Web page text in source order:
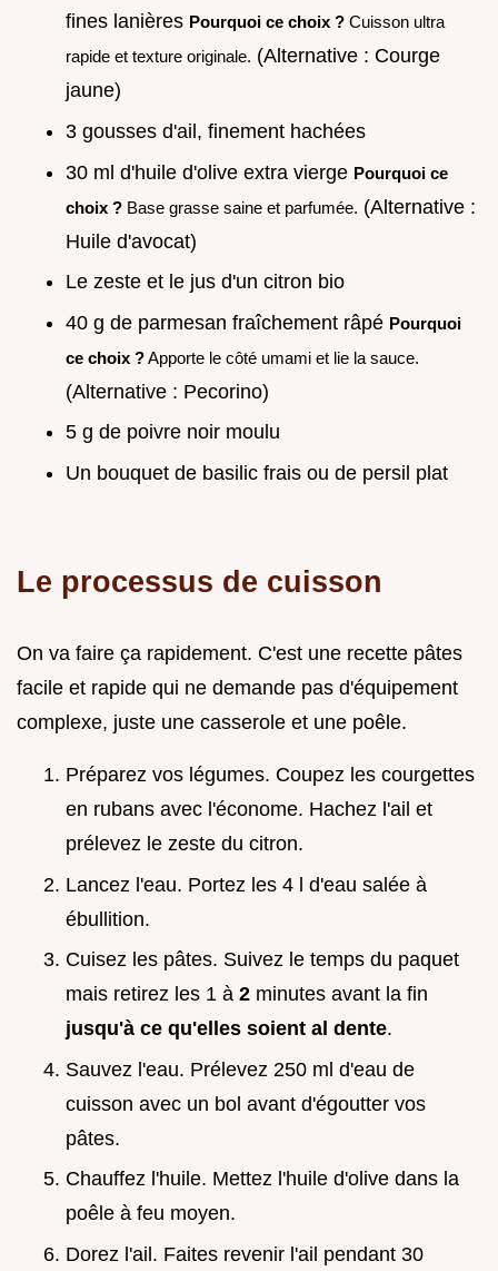
fines lanières Pourquoi ce choix ? Cuisson ultra
rapide et texture originale. (Alternative : Courge
jaune)
3 gousses d'ail, finement hachées
30 ml d'huile d'olive extra vierge Pourquoi ce
choix ? Base grasse saine et parfumée. (Alternative :
Huile d'avocat)
Le zeste et le jus d'un citron bio
40 g de parmesan fraîchement râpé Pourquoi
ce choix ?Apporte le côté umami et lie la sauce.
(Alternative : Pecorino)
5 g de poivre noir moulu
Un bouquet de basilic frais ou de persil plat
Le processus de cuisson
On va faire ça rapidement. C'est une recette pâtes
facile et rapide qui ne demande pas d'équipement
complexe, juste une casserole et une poêle.
Préparez vos légumes. Coupez les courgettes
en rubans avec l'économe. Hachez l'ail et
prélevez le zeste du citron.
Lancez l'eau. Portez les 4 l d'eau salée à
ébullition.
Cuisez les pâtes. Suivez le temps du paquet
mais retirez les 1 à 2 minutes avant la fin
jusqu'à ce qu'elles soient al dente.
Sauvez l'eau. Prélevez 250 ml d'eau de
cuisson avec un bol avant d'égoutter vos
pâtes.
Chauffez l'huile. Mettez l'huile d'olive dans la
poêle à feu moyen.
Dorez l'ail. Faites revenir l'ail pendant 30